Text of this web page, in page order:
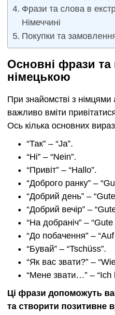
Фрази та слова в
Німеччині
Покупки та
Основні фрази та
німецькою
При знайомстві з німцями
важливо вміти
Ось кілька основних
“Так” – “Ja”.
“Ні” – “Nein”.
“Привіт” – “Hallo”.
“Доброго ранку” –
“Добрий день” –
“Добрий вечір” –
“На добраніч” –
“До побачення” –
“Бувай” – “Tschüss”.
“Як вас звати?” –
“Мене звати…” –
Ці фрази допоможуть
та створити позитивне